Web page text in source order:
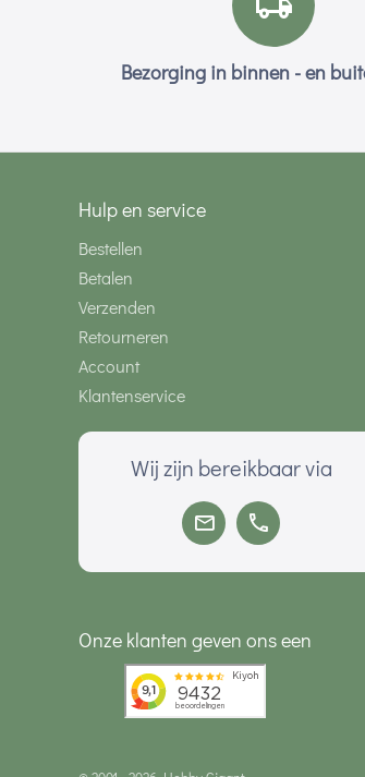
Bezorging in binnen - en
Hulp en service
Bestellen
Betalen
Verzenden
Retourneren
Account
Klantenservice
Wij zijn bereikbaar via
Onze klanten geven ons een